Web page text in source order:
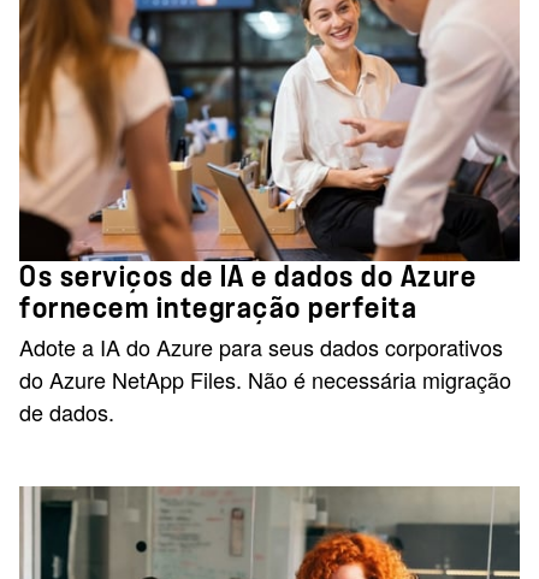
Os serviços de IA e dados do Azure
fornecem integração perfeita
Adote a IA do Azure para seus dados corporativos
do Azure NetApp Files. Não é necessária migração
de dados.